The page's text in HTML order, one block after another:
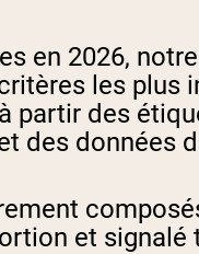
en 2026,
les plus
partir des
des données
et